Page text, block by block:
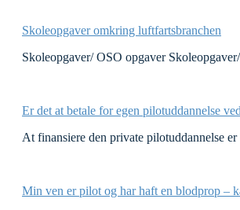
Skoleopgaver omkring luftfartsbranchen
Skoleopgaver/ OSO opgaver
Er det at betale for egen pilotuddannelse
At finansiere den private pilotuddannelse
Min ven er pilot og har haft en blodprop –